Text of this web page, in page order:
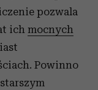
pozwala
ich mocnych
Powinno